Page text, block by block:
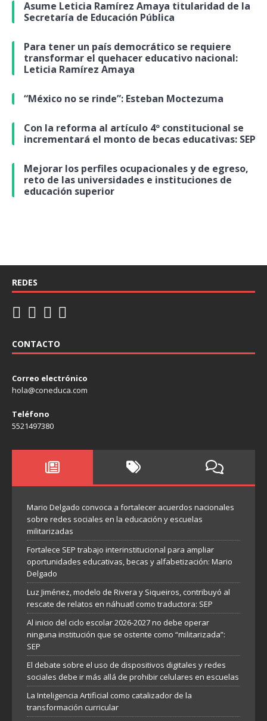
Asume Leticia Ramírez Amaya titularidad de la
Secretaría de Educación Pública
Para tener un país democrático se requiere
transformar el quehacer educativo nacional:
Leticia Ramírez Amaya
“México no se rinde”: Esteban Moctezuma
Con la reforma al artículo 4º constitucional se
incrementará el monto de becas educativas: SEP
Mejorar los perfiles ocupacionales y de egreso,
reto de las universidades e instituciones de
educación superior
REDES
CONTACTO
Correo electrónico
hola@coneduca.com
Teléfono
5521497380
Mario Delgado convoca a fortalecer acuerdos nacionales
sobre redes sociales en la educación y escuelas
militarizadas
Fortalece SEP trabajo interinstitucional para ampliar
oportunidades educativas, becas y alfabetización: Mario
Delgado
Luz Jiménez, modelo de Rivera y Siqueiros, contribuyó al
rescate de relatos en náhuatl como traductora: SEP
Al inicio del ciclo escolar 2026-2027 no debe operar
ninguna institución que se ostente como “militarizada”:
SEP
El debate sobre el uso de dispositivos digitales y redes
sociales debe ir más allá de prohibir celulares en escuelas
La Inteligencia Artificial como catalizador de la
transformación curricular